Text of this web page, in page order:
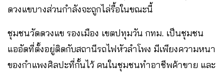
ดวงแขบางส่วนกำลังจะถูกไล่รื้อในขณะนี้
ชุมชนวัดดวงแข รองเมือง เขตปทุมวัน กทม. เป็นชุมชน
แออัดที่ตั้งอยู่ติดกับสถานีรถไฟหัวลำโพง ​มีเพียงความหนา
ของกำแพงศิลปะที่กั้นไว้ ​คนในชุมชนทำอาชีพค้าขาย และ